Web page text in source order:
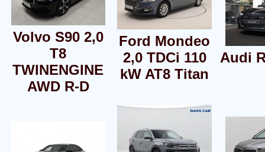
Volvo S90 2,0
T8
TWINENGINE
AWD R-D
Ford Mondeo
2,0 TDCi 110
kW AT8 Titan
Audi